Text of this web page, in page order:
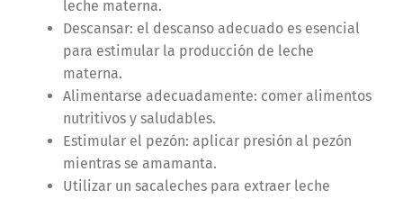
leche materna.
Descansar: el descanso adecuado es esencial
para estimular la producción de leche
materna.
Alimentarse adecuadamente: comer alimentos
nutritivos y saludables.
Estimular el pezón: aplicar presión al pezón
mientras se amamanta.
Utilizar un sacaleches para extraer leche